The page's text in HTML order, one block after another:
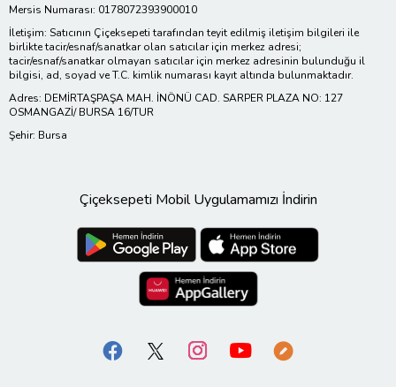
Mersis Numarası: 0178072393900010
İletişim: Satıcının Çiçeksepeti tarafından teyit edilmiş iletişim bilgileri ile
birlikte tacir/esnaf/sanatkar olan satıcılar için merkez adresi;
tacir/esnaf/sanatkar olmayan satıcılar için merkez adresinin bulunduğu il
bilgisi, ad, soyad ve T.C. kimlik numarası kayıt altında bulunmaktadır.
Adres: DEMİRTAŞPAŞA MAH. İNÖNÜ CAD. SARPER PLAZA NO: 127
OSMANGAZİ/ BURSA 16/TUR
Şehir: Bursa
Çiçeksepeti Mobil Uygulamamızı İndirin